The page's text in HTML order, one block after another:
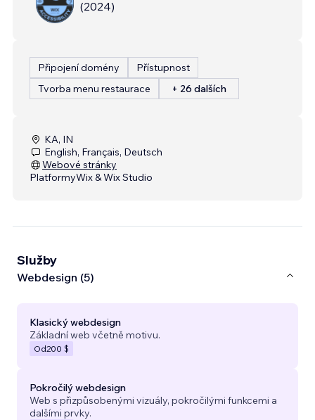
(2024)
Připojení domény
Přístupnost
Tvorba menu restaurace
+ 26 dalších
KA, IN
English, Français, Deutsch
Webové stránky
PlatformyWix & Wix Studio
Služby
Webdesign (5)
Klasický webdesign
Základní web včetně motivu.
Od200 $
Pokročilý webdesign
Web s přizpůsobenými vizuály, pokročilými funkcemi a
dalšími prvky.